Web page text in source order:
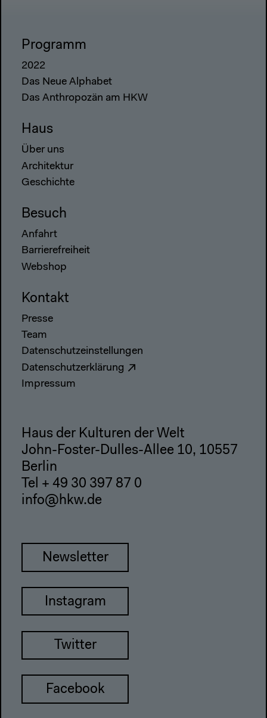
Programm
2022
Das Neue Alphabet
Das Anthropozän am HKW
Haus
Über uns
Architektur
Geschichte
Besuch
Anfahrt
Barrierefreiheit
Webshop
Kontakt
Presse
Team
Datenschutzeinstellungen
Datenschutzerklärung
Impressum
Haus der Kulturen der Welt
John-Foster-Dulles-Allee 10, 10557
Berlin
Tel + 49 30 397 87 0
info@hkw.de
Newsletter
Instagram
Twitter
Facebook